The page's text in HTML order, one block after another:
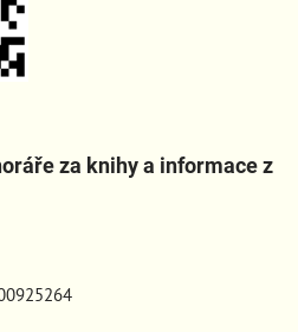
za knihy a informace z